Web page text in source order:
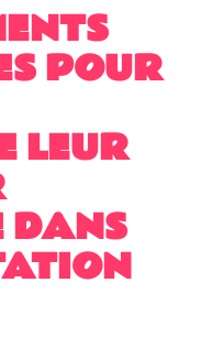
POUR
LEUR
DANS